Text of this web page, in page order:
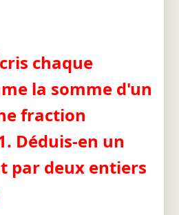
chaque
la somme d'un
fraction
Déduis-en un
par deux entiers